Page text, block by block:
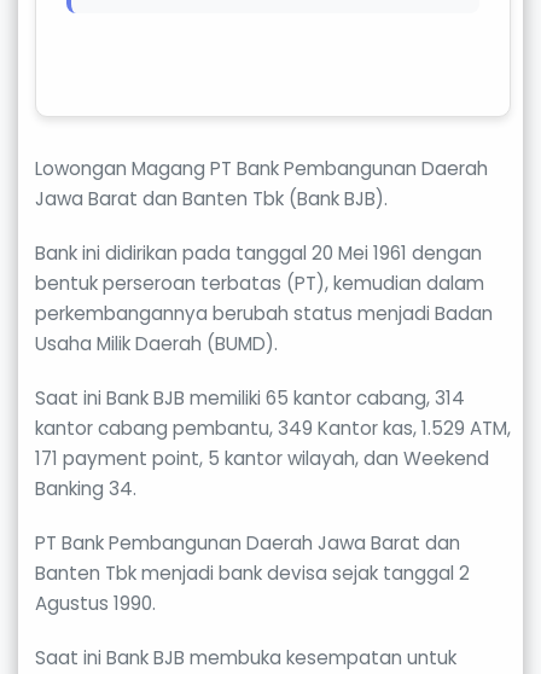
Lowongan Magang PT Bank Pembangunan Daerah
Jawa Barat dan Banten Tbk (Bank BJB).
Bank ini didirikan pada tanggal 20 Mei 1961 dengan
bentuk perseroan terbatas (PT), kemudian dalam
perkembangannya berubah status menjadi Badan
Usaha Milik Daerah (BUMD).
Saat ini Bank BJB memiliki 65 kantor cabang, 314
kantor cabang pembantu, 349 Kantor kas, 1.529 ATM,
171 payment point, 5 kantor wilayah, dan Weekend
Banking 34.
PT Bank Pembangunan Daerah Jawa Barat dan
Banten Tbk menjadi bank devisa sejak tanggal 2
Agustus 1990.
Saat ini Bank BJB membuka kesempatan untuk